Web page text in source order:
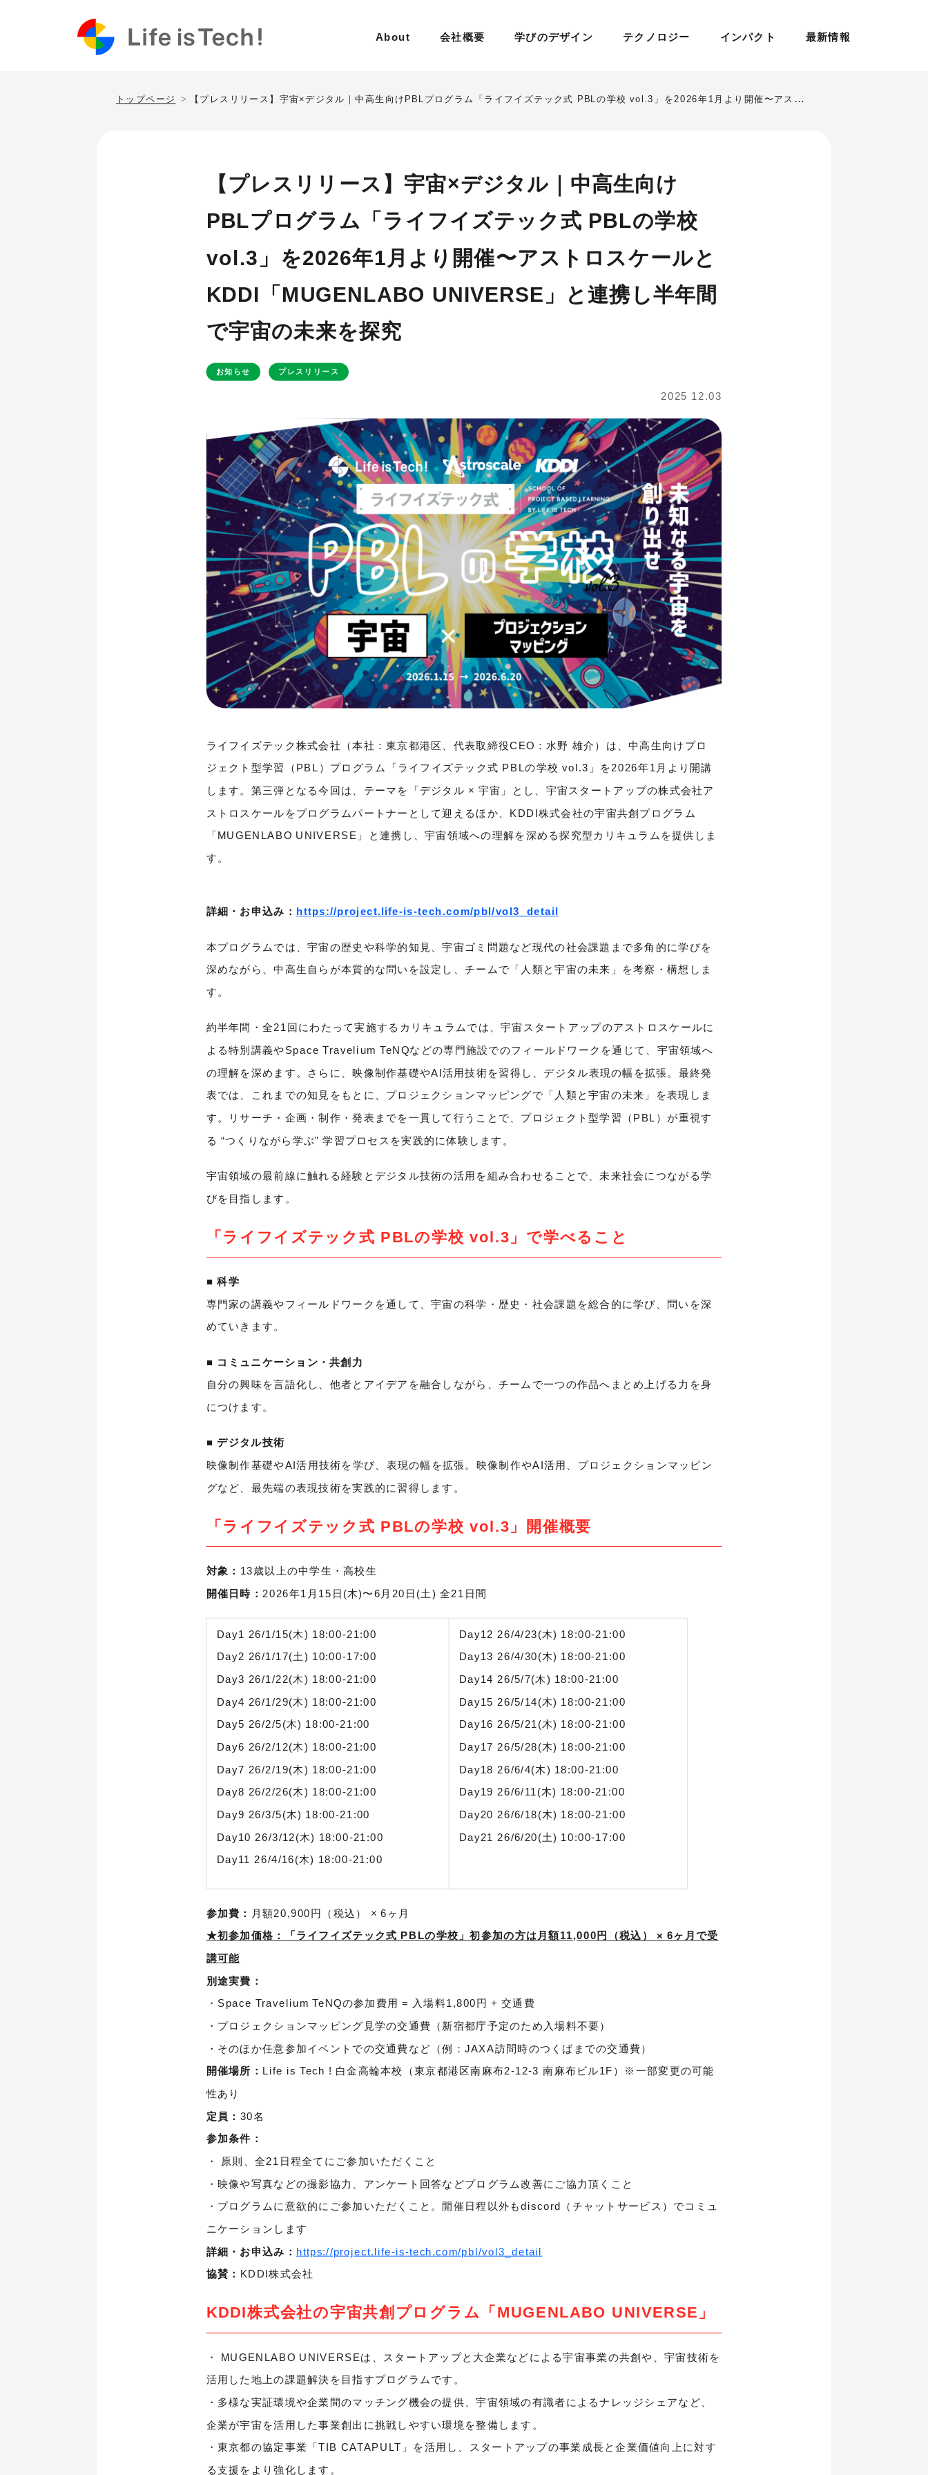
About 会社概要 学びのデザイン テクノロジー インパクト 最新情報
トップページ 【プレスリリース】宇宙×デジタル｜中高生向けPBLプログラム「ライフイズテック式 PBLの学校 vol.3」を2026年1月より開催〜アストロスケールとKDDI「MUGENLABO UNIVERSE」と連携し半年間で宇宙の未来を探究
【プレスリリース】宇宙×デジタル｜中高生向け
PBLプログラム「ライフイズテック式 PBLの学校
vol.3」を2026年1月より開催〜アストロスケールと
KDDI「MUGENLABO UNIVERSE」と連携し半年間
で宇宙の未来を探究
お知らせ プレスリリース
2025 12.03
ライフイズテック株式会社（本社：東京都港区、代表取締役CEO：水野 雄介）は、中高生向けプロ
ジェクト型学習（PBL）プログラム「ライフイズテック式 PBLの学校 vol.3」を2026年1月より開講
します。第三弾となる今回は、テーマを「デジタル × 宇宙」とし、宇宙スタートアップの株式会社ア
ストロスケールをプログラムパートナーとして迎えるほか、KDDI株式会社の宇宙共創プログラム
「MUGENLABO UNIVERSE」と連携し、宇宙領域への理解を深める探究型カリキュラムを提供しま
す。
詳細・お申込み： https://project.life-is-tech.com/pbl/vol3_detail
本プログラムでは、宇宙の歴史や科学的知見、宇宙ゴミ問題など現代の社会課題まで多角的に学びを
深めながら、中高生自らが本質的な問いを設定し、チームで「人類と宇宙の未来」を考察・構想しま
す。
約半年間・全21回にわたって実施するカリキュラムでは、宇宙スタートアップのアストロスケールに
よる特別講義やSpace Travelium TeNQなどの専門施設でのフィールドワークを通じて、宇宙領域へ
の理解を深めます。さらに、映像制作基礎やAI活用技術を習得し、デジタル表現の幅を拡張。最終発
表では、これまでの知見をもとに、プロジェクションマッピングで「人類と宇宙の未来」を表現しま
す。リサーチ・企画・制作・発表までを一貫して行うことで、プロジェクト型学習（PBL）が重視す
る “つくりながら学ぶ” 学習プロセスを実践的に体験します。
宇宙領域の最前線に触れる経験とデジタル技術の活用を組み合わせることで、未来社会につながる学
びを目指します。
「ライフイズテック式 PBLの学校 vol.3」で学べること
■ 科学
専門家の講義やフィールドワークを通して、宇宙の科学・歴史・社会課題を総合的に学び、問いを深
めていきます。
■ コミュニケーション・共創力
自分の興味を言語化し、他者とアイデアを融合しながら、チームで一つの作品へまとめ上げる力を身
につけます。
■ デジタル技術
映像制作基礎やAI活用技術を学び、表現の幅を拡張。映像制作やAI活用、プロジェクションマッピン
グなど、最先端の表現技術を実践的に習得します。
「ライフイズテック式 PBLの学校 vol.3」開催概要
対象： 13歳以上の中学生・高校生
開催日時： 2026年1月15日(木)〜6月20日(土) 全21日間
Day1 26/1/15(木) 18:00-21:00
Day2 26/1/17(土) 10:00-17:00
Day3 26/1/22(木) 18:00-21:00
Day4 26/1/29(木) 18:00-21:00
Day5 26/2/5(木) 18:00-21:00
Day6 26/2/12(木) 18:00-21:00
Day7 26/2/19(木) 18:00-21:00
Day8 26/2/26(木) 18:00-21:00
Day9 26/3/5(木) 18:00-21:00
Day10 26/3/12(木) 18:00-21:00
Day11 26/4/16(木) 18:00-21:00
Day12 26/4/23(木) 18:00-21:00
Day13 26/4/30(木) 18:00-21:00
Day14 26/5/7(木) 18:00-21:00
Day15 26/5/14(木) 18:00-21:00
Day16 26/5/21(木) 18:00-21:00
Day17 26/5/28(木) 18:00-21:00
Day18 26/6/4(木) 18:00-21:00
Day19 26/6/11(木) 18:00-21:00
Day20 26/6/18(木) 18:00-21:00
Day21 26/6/20(土) 10:00-17:00
参加費： 月額20,900円（税込） × 6ヶ月
★初参加価格：「ライフイズテック式 PBLの学校」初参加の方は月額11,000円（税込） × 6ヶ月で受
講可能
別途実費：
・Space Travelium TeNQの参加費用 = 入場料1,800円 + 交通費
・プロジェクションマッピング見学の交通費（新宿都庁予定のため入場料不要）
・そのほか任意参加イベントでの交通費など（例：JAXA訪問時のつくばまでの交通費）
開催場所： Life is Tech ! 白金高輪本校（東京都港区南麻布2-12-3 南麻布ビル1F）※一部変更の可能
性あり
定員： 30名
参加条件：
・ 原則、全21日程全てにご参加いただくこと
・映像や写真などの撮影協力、アンケート回答などプログラム改善にご協力頂くこと
・プログラムに意欲的にご参加いただくこと。開催日程以外もdiscord（チャットサービス）でコミュ
ニケーションします
詳細・お申込み： https://project.life-is-tech.com/pbl/vol3_detail
協賛： KDDI株式会社
KDDI株式会社の宇宙共創プログラム「MUGENLABO UNIVERSE」
・ MUGENLABO UNIVERSEは、スタートアップと大企業などによる宇宙事業の共創や、宇宙技術を
活用した地上の課題解決を目指すプログラムです。
・多様な実証環境や企業間のマッチング機会の提供、宇宙領域の有識者によるナレッジシェアなど、
企業が宇宙を活用した事業創出に挑戦しやすい環境を整備します。
・東京都の協定事業「TIB CATAPULT」を活用し、スタートアップの事業成長と企業価値向上に対す
る支援をより強化します。